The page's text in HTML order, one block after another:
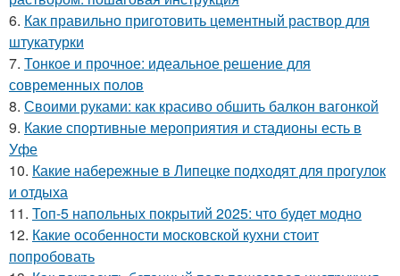
6. Как правильно приготовить цементный раствор для
штукатурки
7. Тонкое и прочное: идеальное решение для
современных полов
8. Своими руками: как красиво обшить балкон вагонкой
9. Какие спортивные мероприятия и стадионы есть в
Уфе
10. Какие набережные в Липецке подходят для прогулок
и отдыха
11. Топ-5 напольных покрытий 2025: что будет модно
12. Какие особенности московской кухни стоит
попробовать